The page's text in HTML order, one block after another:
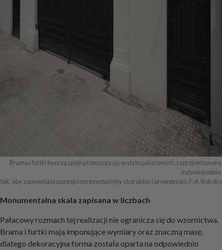
Brama i furtki tworzą spójną kompozycję w stylu pałacowym, zaprojektowaną
indywidualnie
tak, aby zapewniała posesji reprezentacyjny charakter i prywatność. Fot. Rokoko
Monumentalna skala zapisana w liczbach
Pałacowy rozmach tej realizacji nie ogranicza się do wzornictwa.
Brama i furtki mają imponujące wymiary oraz znaczną masę,
dlatego dekoracyjna forma została oparta na odpowiednio